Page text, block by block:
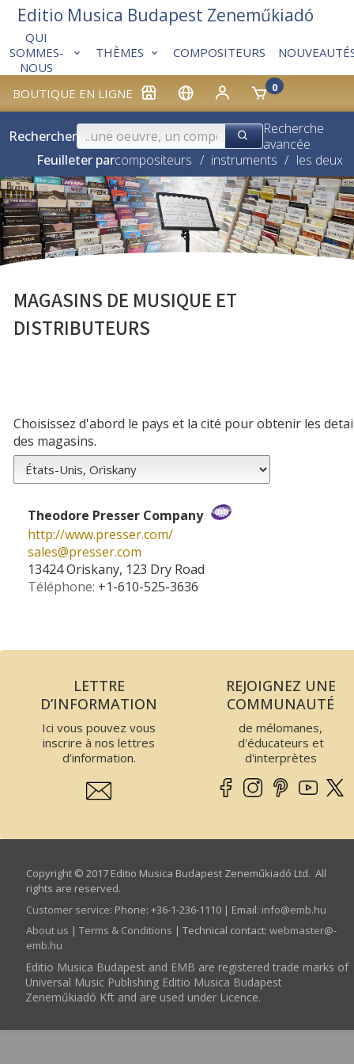
BOUTIQUE EN LIGNE 0
QUI
SOMMES-
NOUS
THÈMES COMPOSITEURS
Editio Musica Budapest Zeneműkiadó
Rechercher
Recherche
avancée
Feuilleter parcompositeurs / instruments / les deux
MAGASINS DE MUSIQUE ET
DISTRIBUTEURS
Choisissez d'abord le pays et la cité pour obtenir les
des magasins.
Theodore Presser Company
http://www.presser.com/
sales­@­presser.com
13424 Oriskany, 123 Dry Road
Téléphone: +1-610-525-3636
LETTRE
D’INFORMATION
Ici vous pouvez vous
inscrire à nos lettres
d’information.
REJOIGNEZ UNE
COMMUNAUTÉ
de mélomanes,
d'éducateurs et
d'interprètes
Copyright © 2017 Editio Musica Budapest Zeneműkiadó Ltd. All
rights are reserved.
Customer service: Phone: +36-1-236-1110 | Email: info­@­emb.hu
About us | Terms & Conditions | Technical contact: webmaster­@­
emb.hu
Editio Musica Budapest and EMB are registered trade marks of
Universal Music Publishing Editio Musica Budapest
Zeneműkiadó Kft and are used under Licence.